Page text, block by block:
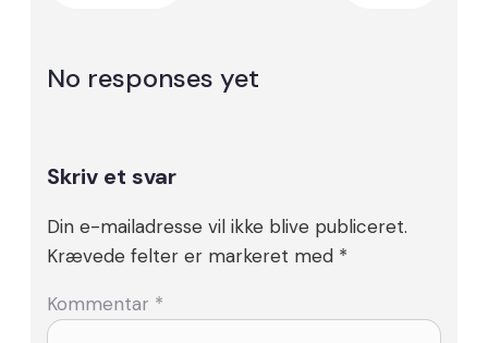
No responses yet
Skriv et svar
Din e-mailadresse vil ikke blive publiceret.
Krævede felter er markeret med *
Kommentar *